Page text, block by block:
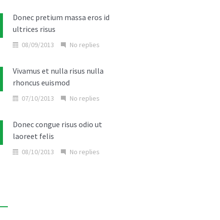
Donec pretium massa eros id
ultrices risus
08/09/2013 No replies
Vivamus et nulla risus nulla
rhoncus euismod
07/10/2013 No replies
Donec congue risus odio ut
laoreet felis
08/10/2013 No replies